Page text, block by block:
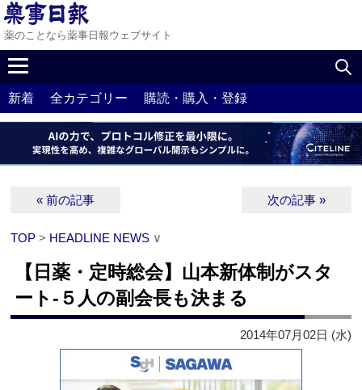
薬のことなら薬事日報ウェブサイト
新着 全カテゴリー 購読・購入・登録
« 前の記事 次の記事 »
TOP > HEADLINE NEWS ∨
【日薬・定時総会】山本新体制がスタ
ート‐５人の副会長も決まる
2014年07月02日 (水)